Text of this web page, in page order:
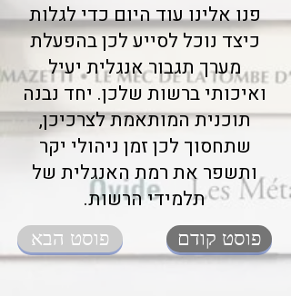
פנו אלינו עוד היום כדי לגלות
כיצד נוכל לסייע לכן בהפעלת
מערך תגבור אנגלית יעיל
ואיכותי ברשות שלכן. יחד נבנה
תוכנית המותאמת לצרכיכן,
שתחסוך לכן זמן ניהולי יקר
ותשפר את רמת האנגלית של
תלמידי הרשות.
פוסט הבא פוסט קודם